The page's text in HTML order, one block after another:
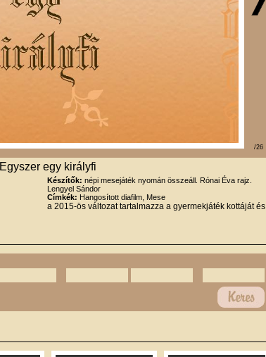
/26
Egyszer egy királyfi
Készítők: népi mesejáték nyomán összeáll. Rónai Éva rajz.
Lengyel Sándor
Címkék: Hangosított diafilm, Mese
a 2015-ös változat tartalmazza a gyermekjáték kottáját és